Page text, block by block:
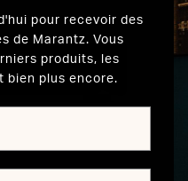
pour recevoir des
de Marantz. Vous
produits, les
bien plus encore.